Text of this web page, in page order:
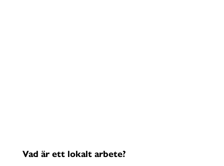
Vad är ett lokalt arbete?